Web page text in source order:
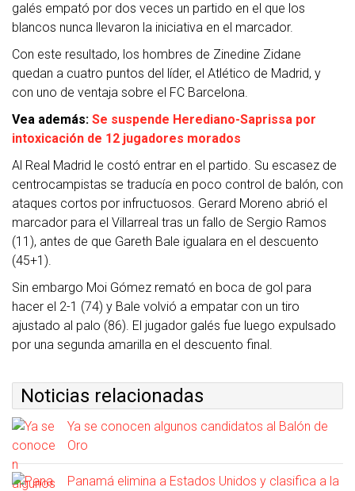
galés empató por dos veces un partido en el que los
blancos nunca llevaron la iniciativa en el marcador.
Con este resultado, los hombres de Zinedine Zidane
quedan a cuatro puntos del líder, el Atlético de Madrid, y
con uno de ventaja sobre el FC Barcelona.
Vea además: Se suspende Herediano-Saprissa por
intoxicación de 12 jugadores morados
Al Real Madrid le costó entrar en el partido. Su escasez de
centrocampistas se traducía en poco control de balón, con
ataques cortos por infructuosos. Gerard Moreno abrió el
marcador para el Villarreal tras un fallo de Sergio Ramos
(11), antes de que Gareth Bale igualara en el descuento
(45+1).
Sin embargo Moi Gómez remató en boca de gol para
hacer el 2-1 (74) y Bale volvió a empatar con un tiro
ajustado al palo (86). El jugador galés fue luego expulsado
por una segunda amarilla en el descuento final.
Noticias relacionadas
Ya se conocen algunos candidatos al Balón de
Oro
Panamá elimina a Estados Unidos y clasifica a la